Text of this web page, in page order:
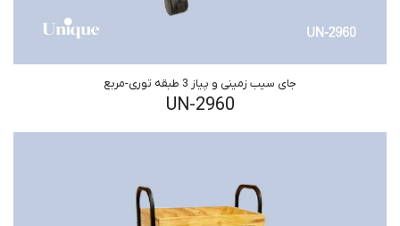
جای سیب زمینی و پیاز 3 طبقه توری-مربع
UN-2960